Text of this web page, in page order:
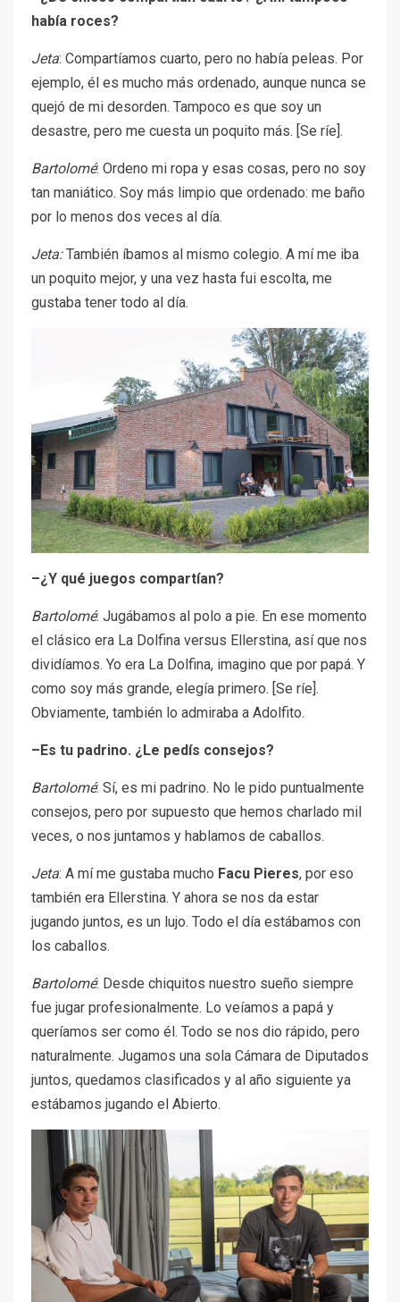
había roces?
Jeta: Compartíamos cuarto, pero no había peleas. Por
ejemplo, él es mucho más ordenado, aunque nunca se
quejó de mi desorden. Tampoco es que soy un
desastre, pero me cuesta un poquito más. [Se ríe].
Bartolomé: Ordeno mi ropa y esas cosas, pero no soy
tan maniático. Soy más limpio que ordenado: me baño
por lo menos dos veces al día.
Jeta:También íbamos al mismo colegio. A mí me iba
un poquito mejor, y una vez hasta fui escolta, me
gustaba tener todo al día.
–¿Y qué juegos compartían?
Bartolomé: Jugábamos al polo a pie. En ese momento
el clásico era La Dolfina versus Ellerstina, así que nos
dividíamos. Yo era La Dolfina, imagino que por papá. Y
como soy más grande, elegía primero. [Se ríe].
Obviamente, también lo admiraba a Adolfito.
–Es tu padrino. ¿Le pedís consejos?
Bartolomé: Sí, es mi padrino. No le pido puntualmente
consejos, pero por supuesto que hemos charlado mil
veces, o nos juntamos y hablamos de caballos.
Jeta: A mí me gustaba mucho Facu Pieres, por eso
también era Ellerstina. Y ahora se nos da estar
jugando juntos, es un lujo. Todo el día estábamos con
los caballos.
Bartolomé: Desde chiquitos nuestro sueño siempre
fue jugar profesionalmente. Lo veíamos a papá y
queríamos ser como él. Todo se nos dio rápido, pero
naturalmente. Jugamos una sola Cámara de Diputados
juntos, quedamos clasificados y al año siguiente ya
estábamos jugando el Abierto.